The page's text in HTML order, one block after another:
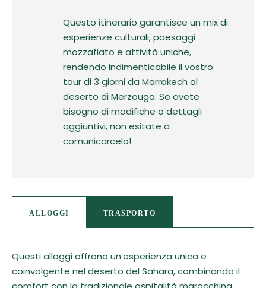
Questo itinerario garantisce un mix di
esperienze culturali, paesaggi
mozzafiato e attività uniche,
rendendo indimenticabile il vostro
tour di 3 giorni da Marrakech al
deserto di Merzouga. Se avete
bisogno di modifiche o dettagli
aggiuntivi, non esitate a
comunicarcelo!
ALLOGGI TRASPORTO
Questi alloggi offrono un’esperienza unica e
coinvolgente nel deserto del Sahara, combinando il